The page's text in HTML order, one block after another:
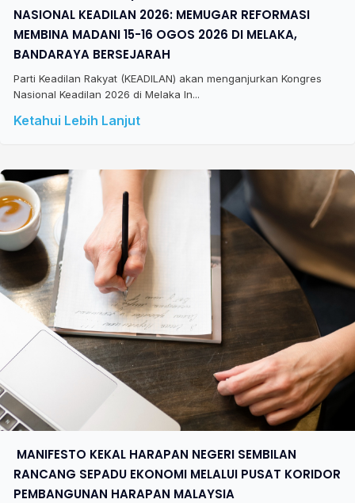
NASIONAL KEADILAN 2026: MEMUGAR REFORMASI
MEMBINA MADANI 15-16 OGOS 2026 DI MELAKA,
BANDARAYA BERSEJARAH
Parti Keadilan Rakyat (KEADILAN) akan menganjurkan Kongres
Nasional Keadilan 2026 di Melaka In...
Ketahui Lebih Lanjut
​ MANIFESTO KEKAL HARAPAN NEGERI SEMBILAN
RANCANG SEPADU EKONOMI MELALUI PUSAT KORIDOR
PEMBANGUNAN HARAPAN MALAYSIA